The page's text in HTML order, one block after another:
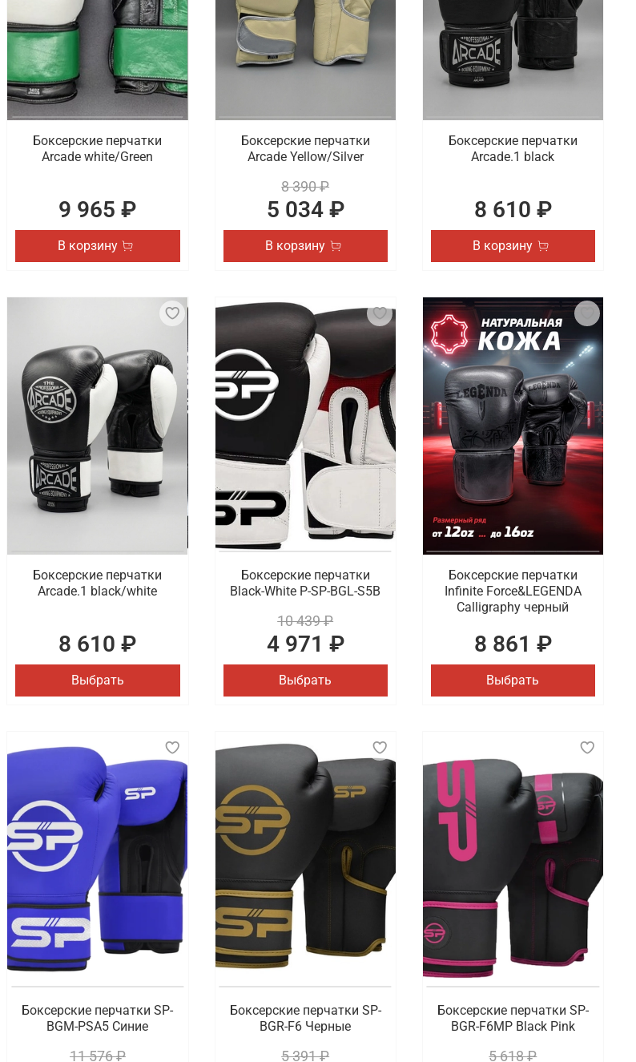
Боксерские перчатки
Arcade white/Green
9 965 ₽
В корзину
Боксерские перчатки
Arcade Yellow/Silver
8 390 ₽
5 034 ₽
В корзину
Боксерские перчатки
Arcade.1 black
8 610 ₽
В корзину
Боксерские перчатки
Arcade.1 black/white
8 610 ₽
Выбрать
Боксерские перчатки
Black-White P-SP-BGL-S5B
10 439 ₽
4 971 ₽
Выбрать
Боксерские перчатки
Infinite Force&LEGENDA
Calligraphy черный
8 861 ₽
Выбрать
Боксерские перчатки SP-
BGM-PSA5 Синие
11 576 ₽
Боксерские перчатки SP-
BGR-F6 Черные
5 391 ₽
Боксерские перчатки SP-
BGR-F6MP Black Pink
5 618 ₽